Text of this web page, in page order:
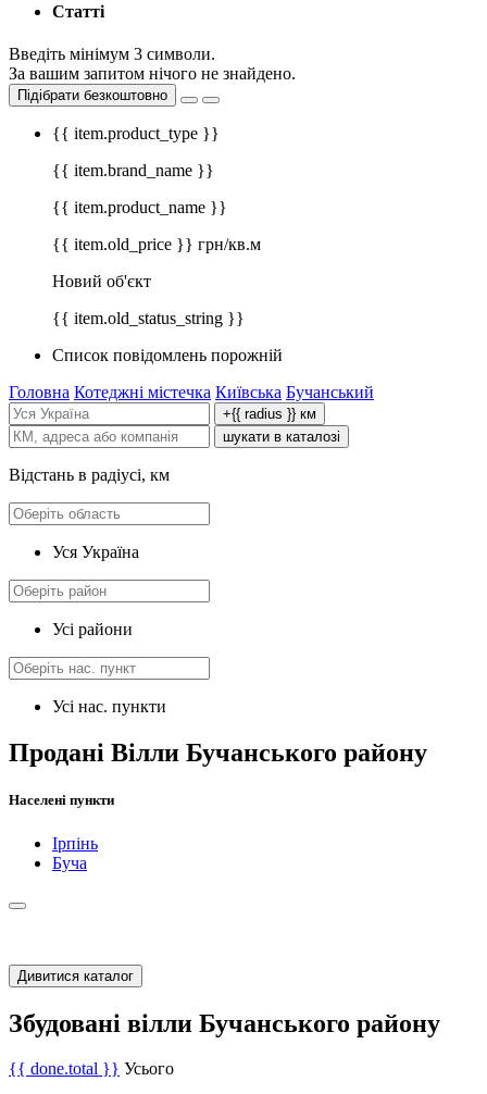
Статті
Введіть мінімум 3 символи.
За вашим запитом нічого не знайдено.
Підібрати безкоштовно
{{ item.product_type }}
{{ item.brand_name }}
{{ item.product_name }}
{{ item.old_price }} грн/кв.м
Новий об'єкт
{{ item.old_status_string }}
Список повідомлень порожній
Головна Котеджні містечка Київська Бучанський
+{{ radius }} км
шукати в каталозі
Відстань в радіусі, км
Уся Україна
Усі райони
Усі нас. пункти
Продані Вілли Бучанського району
Населені пункти
Ірпінь
Буча
Дивитися каталог
Збудовані вілли Бучанського району
{{ done.total }} Усього